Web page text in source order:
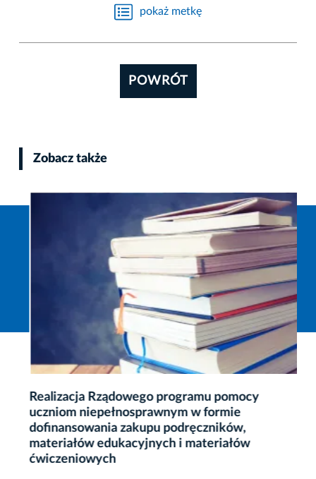
pokaż metkę
POWRÓT
Zobacz także
Realizacja Rządowego programu pomocy
uczniom niepełnosprawnym w formie
dofinansowania zakupu podręczników,
materiałów edukacyjnych i materiałów
ćwiczeniowych